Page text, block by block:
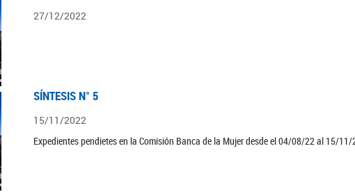
27/12/2022
SÍNTESIS N° 5
15/11/2022
Expedientes pendietes en la Comisión Banca de la Mujer desde el 04/08/22 al 15/